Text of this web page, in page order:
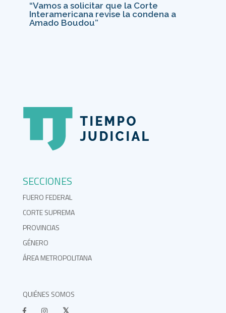
“Vamos a solicitar que la Corte
Interamericana revise la condena a
Amado Boudou”
SECCIONES
FUERO FEDERAL
CORTE SUPREMA
PROVINCIAS
GÉNERO
ÁREA METROPOLITANA
QUIÉNES SOMOS